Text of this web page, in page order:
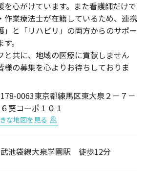
を心がけています。また看護師だけで
作業療法士が在籍しているため、連携
」と「リハビリ」の両方からのサポー
。
と共に、地域の医療に貢献しません
様の募集を心よりお待ちしておりま
0063東京都練馬区東大泉２－７－
６葵コーポ１０１
な地図を見る
池袋線大泉学園駅 徒歩12分